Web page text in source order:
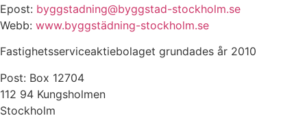
Epost: byggstadning@byggstad-stockholm.se
Webb: www.byggstädning-stockholm.se
Fastighetsserviceaktiebolaget grundades år 2010
Post: Box 12704
112 94 Kungsholmen
Stockholm